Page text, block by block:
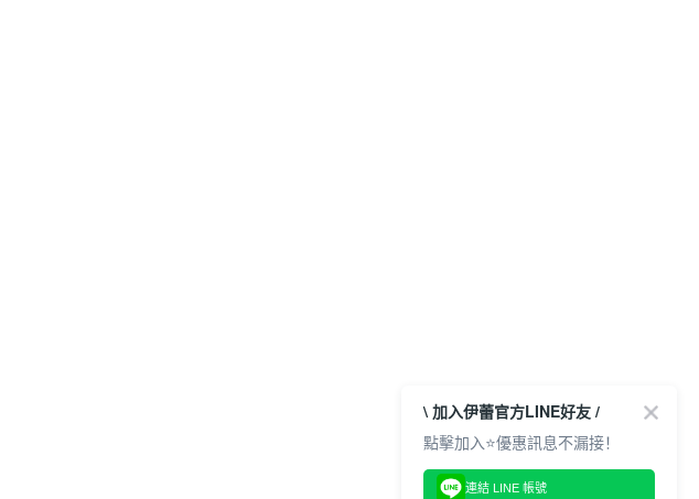
\ 加入伊蕾官方LINE好友 /
點擊加入⭐優惠訊息不漏接！
連結 LINE 帳號